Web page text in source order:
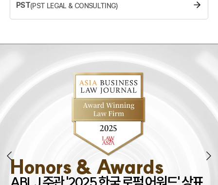
언론보도
법률 블로그
뉴스레터/브로슈어
세미나
대륜법률상담예약
대륜법률상담예약
PST(PST LEGAL & CONSULTING)
Honors & Awards